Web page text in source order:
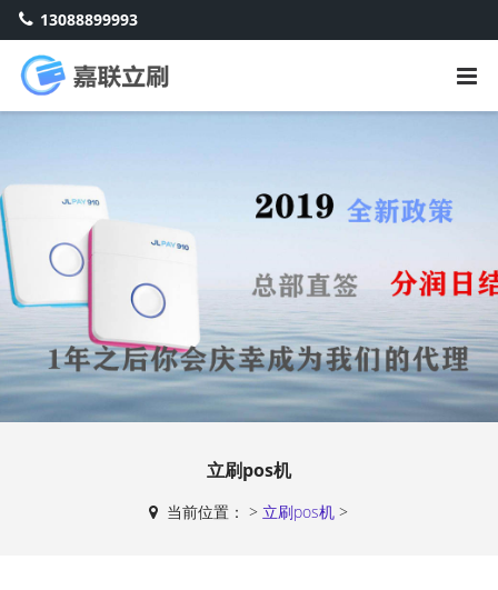
13088899993
立刷pos机
当前位置：> 立刷pos机 >